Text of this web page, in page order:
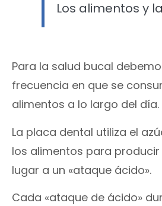
Los alimentos y
Para la salud bucal
frecuencia en que se
alimentos a lo largo del día.
La placa dental utiliza el
los alimentos para
lugar a un «ataque ácido».
Cada «ataque de ácido»